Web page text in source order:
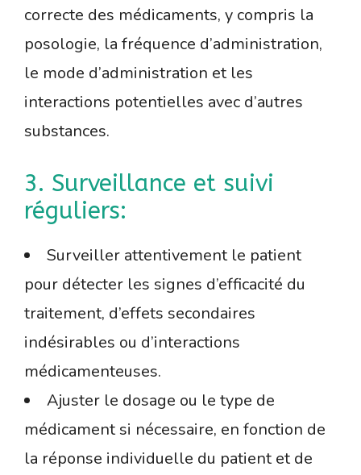
correcte des médicaments, y compris la
posologie, la fréquence d’administration,
le mode d’administration et les
interactions potentielles avec d’autres
substances.
3. Surveillance et suivi
réguliers:
Surveiller attentivement le patient
pour détecter les signes d’efficacité du
traitement, d’effets secondaires
indésirables ou d’interactions
médicamenteuses.
Ajuster le dosage ou le type de
médicament si nécessaire, en fonction de
la réponse individuelle du patient et de